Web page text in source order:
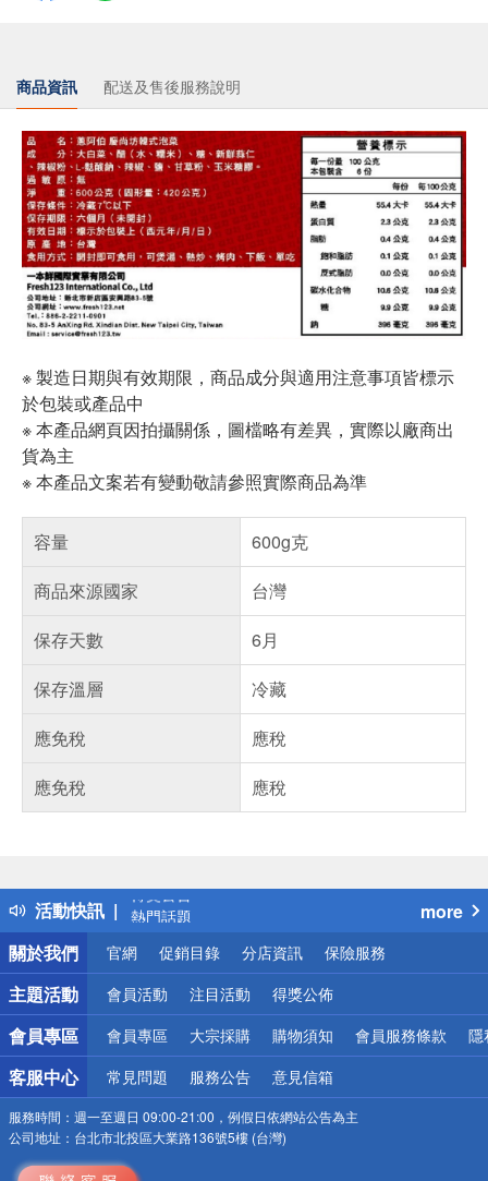
商品資訊 配送及售後服務說明
※ 製造日期與有效期限，商品成分與適用注意事項皆標示
於包裝或產品中
※ 本產品網頁因拍攝關係，圖檔略有差異，實際以廠商出
貨為主
※ 本產品文案若有變動敬請參照實際商品為準
容量
600g克
商品來源國家
台灣
保存天數
6月
保存溫層
冷藏
應免稅
應稅
應免稅
應稅
活動快訊
得獎公告
熱門話題
銀行優惠
偏遠地區配送
詐騙網頁！請小心！
more
關於我們
官網 促銷目錄 分店資訊 保險服務
主題活動 會員活動 注目活動 得獎公佈
會員專區 會員專區 大宗採購 購物須知 會員服務條款 隱
客服中心 常見問題 服務公告 意見信箱
服務時間： 週一至週日 09:00-21:00，例假日依網站公告為主
公司地址： 台北市北投區大業路136號5樓 (台灣)